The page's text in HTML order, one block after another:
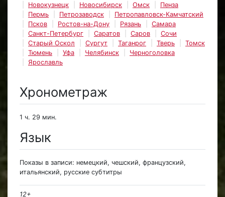
Новокузнецк
Новосибирск Омск
Пенза
Пермь
Петрозаводск
Петропавловск-Камчатский
Псков
Ростов-на-Дону Рязань
Самара
Санкт-Петербург
Саратов Саров
Сочи
Старый Оскол
Сургут Таганрог Тверь
Томск
Тюмень
Уфа Челябинск
Черноголовка
Ярославль
Хронометраж
1 ч. 29 мин.
Язык
Показы в записи: немецкий, чешский, французский,
итальянский, русские субтитры
12+